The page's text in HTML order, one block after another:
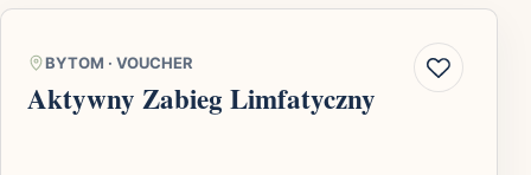
BYTOM · VOUCHER
Aktywny Zabieg Limfatyczny